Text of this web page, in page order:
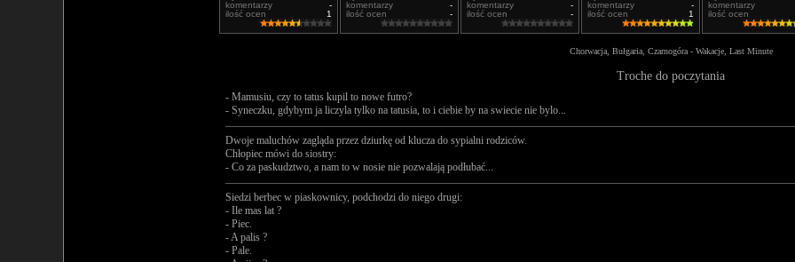
komentarzy
-
ilość ocen
1
komentarzy
-
ilość ocen
-
komentarzy
-
ilość ocen
-
komentarzy
-
ilość ocen
1
komentarzy
ilość ocen
Chorwacja, Bułgaria, Czarnogóra - Wakacje, Last Minute
Troche do poczytania
- Mamusiu, czy to tatus kupil to nowe futro?
- Syneczku, gdybym ja liczyla tylko na tatusia, to i ciebie by na swiecie nie bylo...
Dwoje maluchów zagląda przez dziurkę od klucza do sypialni rodziców.
Chłopiec mówi do siostry:
- Co za paskudztwo, a nam to w nosie nie pozwalają podłubać...
Siedzi berbec w piaskownicy, podchodzi do niego drugi:
- Ile mas lat ?
- Piec.
- A palis ?
- Pale.